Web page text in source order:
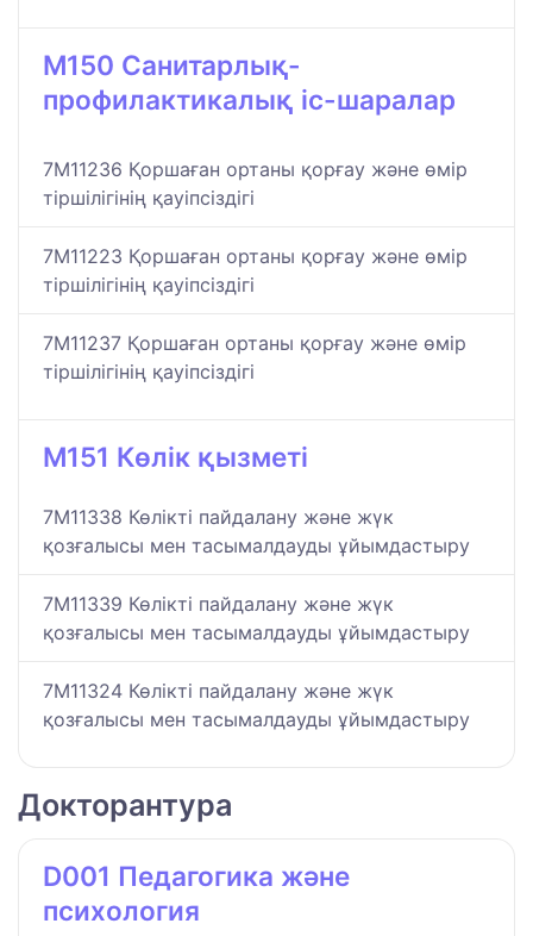
M150 Санитарлық-
профилактикалық іс-шаралар
7M11236 Қоршаған ортаны қорғау және өмір
тіршілігінің қауіпсіздігі
7M11223 Қоршаған ортаны қорғау және өмір
тіршілігінің қауіпсіздігі
7M11237 Қоршаған ортаны қорғау және өмір
тіршілігінің қауіпсіздігі
M151 Көлік қызметі
7M11338 Көлікті пайдалану және жүк
қозғалысы мен тасымалдауды ұйымдастыру
7M11339 Көлікті пайдалану және жүк
қозғалысы мен тасымалдауды ұйымдастыру
7M11324 Көлікті пайдалану және жүк
қозғалысы мен тасымалдауды ұйымдастыру
Докторантура
D001 Педагогика және
психология